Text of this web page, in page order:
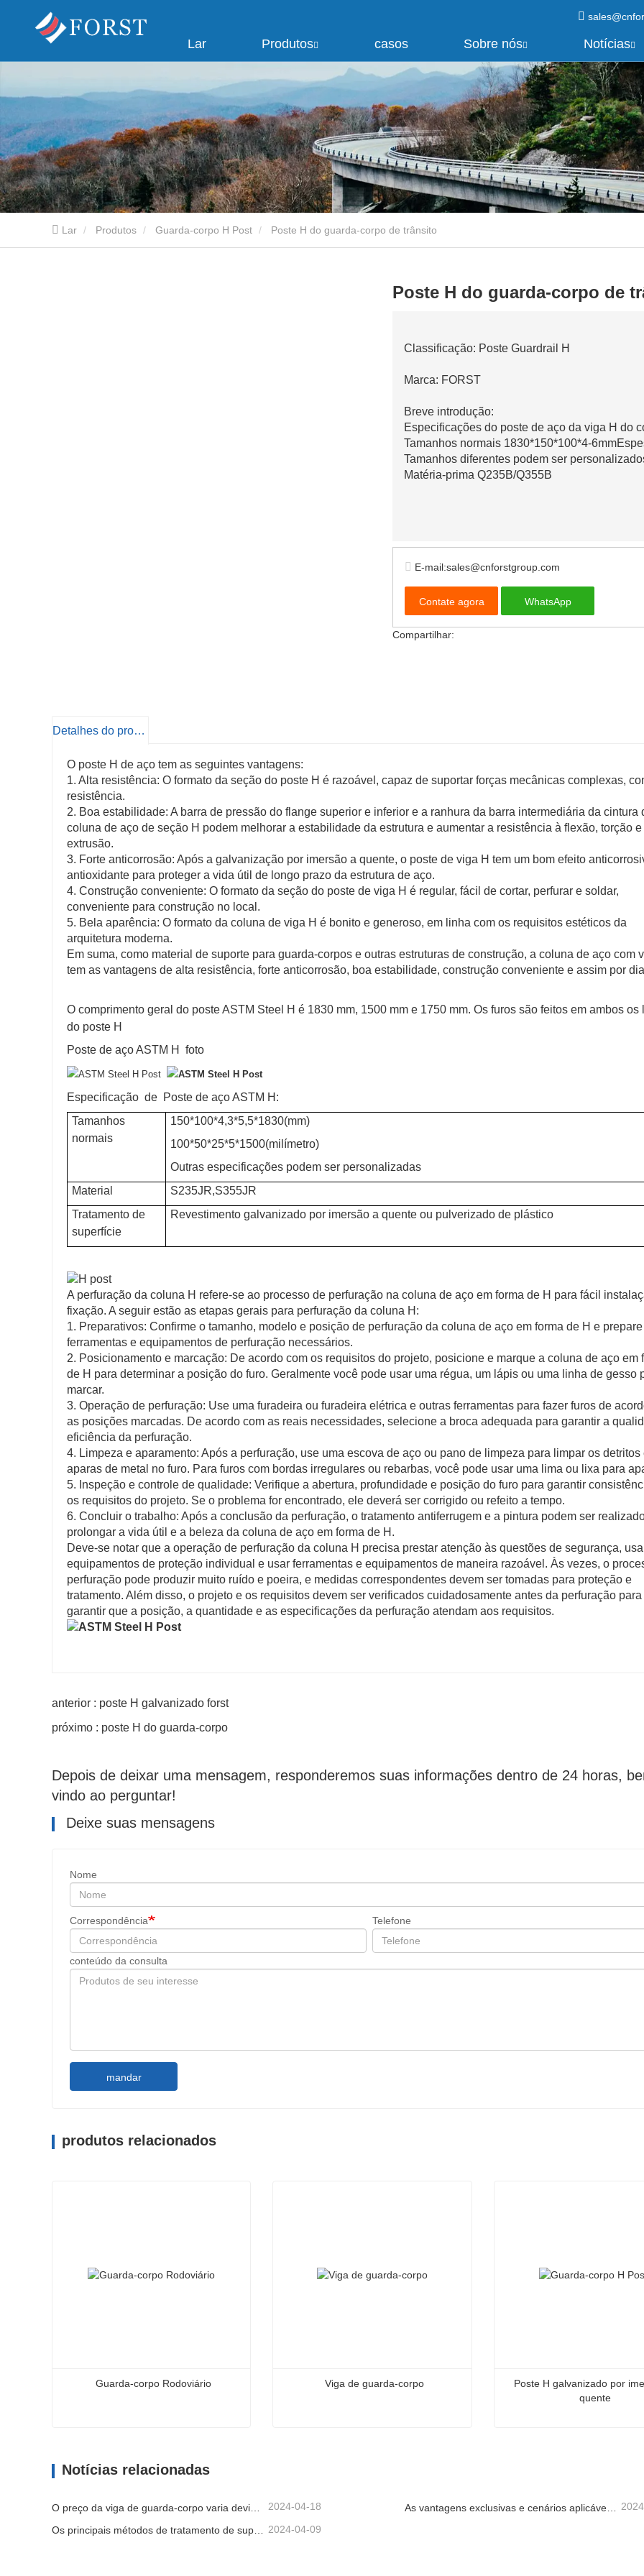
Lar Produtos casos Sobre nós Notícias
Lar Produtos Guarda-corpo H Post Poste H do guarda-corpo de trânsito
Poste H do guarda-corpo de
Classificação: Poste Guardrail H
Marca: FORST
Breve introdução:
Especificações do poste de aço da viga H do
Tamanhos normais 1830*150*100*4-
Tamanhos diferentes podem ser
Matéria-prima Q235B/Q355B
E-mail:sales@cnforstgroup.com
Contate agora WhatsApp
Compartilhar:
Detalhes do produto
O poste H de aço tem as seguintes vantagens:
1. Alta resistência: O formato da seção do poste H é razoável, capaz de suportar forças mecânicas complexas,
resistência.
2. Boa estabilidade: A barra de pressão do flange superior e inferior e a ranhura da barra intermediária da cintura
coluna de aço de seção H podem melhorar a estabilidade da estrutura e aumentar a resistência à flexão, torção e
extrusão.
3. Forte anticorrosão: Após a galvanização por imersão a quente, o poste de viga H tem um bom efeito
antioxidante para proteger a vida útil de longo prazo da estrutura de aço.
4. Construção conveniente: O formato da seção do poste de viga H é regular, fácil de cortar, perfurar e soldar,
conveniente para construção no local.
5. Bela aparência: O formato da coluna de viga H é bonito e generoso, em linha com os requisitos estéticos da
arquitetura moderna.
Em suma, como material de suporte para guarda-corpos e outras estruturas de construção, a coluna de aço com
tem as vantagens de alta resistência, forte anticorrosão, boa estabilidade, construção conveniente e assim por
O comprimento geral do poste ASTM Steel H é 1830 mm, 1500 mm e 1750 mm. Os furos são feitos em ambos os
do poste H
Poste de aço ASTM H
foto
Especificação de Poste de aço ASTM H:
Tamanhos
normais
150*100*4,3*5,5*1830(mm)
100*50*25*5*1500(milímetro)
Outras especificações podem ser personalizadas
Material
S235JR,S355JR
Tratamento de
superfície
Revestimento galvanizado por imersão a quente ou pulverizado de plástico
A perfuração da coluna H refere-se ao processo de perfuração na coluna de aço em forma de H para fácil
fixação. A seguir estão as etapas gerais para perfuração da coluna H:
1. Preparativos: Confirme o tamanho, modelo e posição de perfuração da coluna de aço em forma de H e
ferramentas e equipamentos de perfuração necessários.
2. Posicionamento e marcação: De acordo com os requisitos do projeto, posicione e marque a coluna de aço em
de H para determinar a posição do furo. Geralmente você pode usar uma régua, um lápis ou uma linha de gesso
marcar.
3. Operação de perfuração: Use uma furadeira ou furadeira elétrica e outras ferramentas para fazer furos de
as posições marcadas. De acordo com as reais necessidades, selecione a broca adequada para garantir a
eficiência da perfuração.
4. Limpeza e aparamento: Após a perfuração, use uma escova de aço ou pano de limpeza para limpar os detritos
aparas de metal no furo. Para furos com bordas irregulares ou rebarbas, você pode usar uma lima ou lixa para
5. Inspeção e controle de qualidade: Verifique a abertura, profundidade e posição do furo para garantir
os requisitos do projeto. Se o problema for encontrado, ele deverá ser corrigido ou refeito a tempo.
6. Concluir o trabalho: Após a conclusão da perfuração, o tratamento antiferrugem e a pintura podem ser
prolongar a vida útil e a beleza da coluna de aço em forma de H.
Deve-se notar que a operação de perfuração da coluna H precisa prestar atenção às questões de segurança,
equipamentos de proteção individual e usar ferramentas e equipamentos de maneira razoável. Às vezes, o
perfuração pode produzir muito ruído e poeira, e medidas correspondentes devem ser tomadas para proteção e
tratamento. Além disso, o projeto e os requisitos devem ser verificados cuidadosamente antes da perfuração para
garantir que a posição, a quantidade e as especificações da perfuração atendam aos requisitos.
anterior : poste H galvanizado forst
próximo : poste H do guarda-corpo
Depois de deixar uma mensagem, responderemos suas informações dentro de 24 horas,
vindo ao perguntar!
Deixe suas mensagens
Nome
Correspondência Telefone
conteúdo da consulta
mandar
produtos relacionados
Guarda-corpo Rodoviário
Contate agora
Viga de guarda-corpo
Poste H galvanizado por
quente
Notícias relacionadas
2024-04-18 As vantagens exclusivas e cenários aplicáveis ​​do guarda-corpo rodoviário
2024-04-09